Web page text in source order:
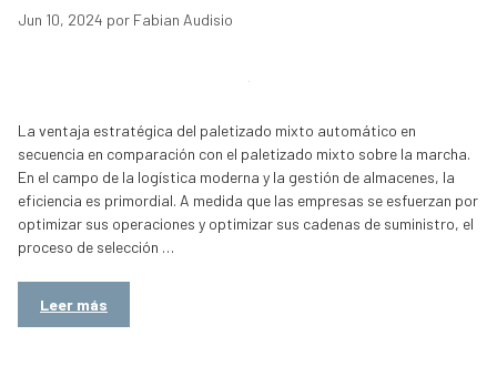
Jun 10, 2024 por Fabian Audisio
La ventaja estratégica del paletizado mixto automático en
secuencia en comparación con el paletizado mixto sobre la marcha.
En el campo de la logística moderna y la gestión de almacenes, la
eficiencia es primordial. A medida que las empresas se esfuerzan por
optimizar sus operaciones y optimizar sus cadenas de suministro, el
proceso de selección …
Leer más